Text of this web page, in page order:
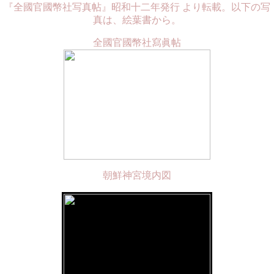
『全國官國幣社写真帖』昭和十二年発行 より転載。以下の写
真は、絵葉書から。
全國官國幣社寫眞帖
朝鮮神宮境内図